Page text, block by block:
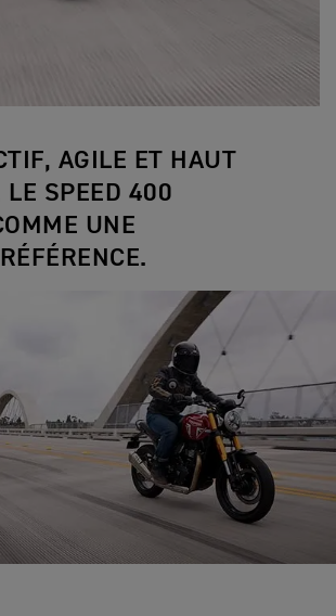
AGILE ET HAUT
LE SPEED 400
UNE